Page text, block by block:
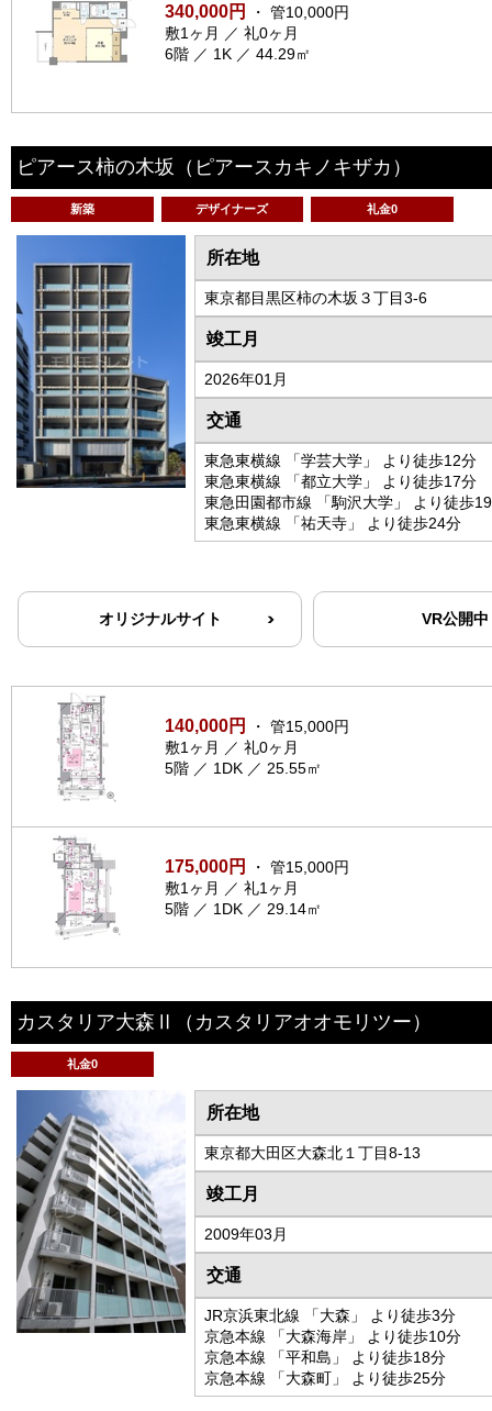
340,000円
・ 管10,000円
敷1ヶ月 ／ 礼0ヶ月
6階 ／ 1K ／ 44.29㎡
ピアース柿の木坂 （ピアースカキノキザカ）
新築 デザイナーズ 礼金0
所在地
東京都目黒区柿の木坂３丁目3-6
竣工月
2026年01月
交通
東急東横線 「学芸大学」 より徒歩12分
東急東横線 「都立大学」 より徒歩17分
東急田園都市線 「駒沢大学」 より徒歩
東急東横線 「祐天寺」 より徒歩24分
オリジナルサイト VR公開中
140,000円
・ 管15,000円
敷1ヶ月 ／ 礼0ヶ月
5階 ／ 1DK ／ 25.55㎡
175,000円
・ 管15,000円
敷1ヶ月 ／ 礼1ヶ月
5階 ／ 1DK ／ 29.14㎡
カスタリア大森Ⅱ （カスタリアオオモリツー）
礼金0
所在地
東京都大田区大森北１丁目8-13
竣工月
2009年03月
交通
JR京浜東北線 「大森」 より徒歩3分
京急本線 「大森海岸」 より徒歩10分
京急本線 「平和島」 より徒歩18分
京急本線 「大森町」 より徒歩25分